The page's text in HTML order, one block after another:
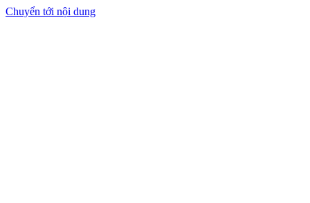
Chuyển tới nội dung